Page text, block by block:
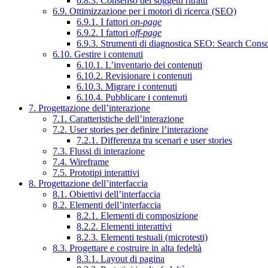
6.9. Ottimizzazione per i motori di ricerca (SEO)
6.9.1. I fattori on-page
6.9.2. I fattori off-page
6.9.3. Strumenti di diagnostica SEO: Search
6.10. Gestire i contenuti
6.10.1. L’inventario dei contenuti
6.10.2. Revisionare i contenuti
6.10.3. Migrare i contenuti
6.10.4. Pubblicare i contenuti
7. Progettazione dell’interazione
7.1. Caratteristiche dell’interazione
7.2. User stories per definire l’interazione
7.2.1. Differenza tra scenari e user stories
7.3. Flussi di interazione
7.4. Wireframe
7.5. Prototipi interattivi
8. Progettazione dell’interfaccia
8.1. Obiettivi dell’interfaccia
8.2. Elementi dell’interfaccia
8.2.1. Elementi di composizione
8.2.2. Elementi interattivi
8.2.3. Elementi testuali (microtesti)
8.3. Progettare e costruire in alta fedeltà
8.3.1. Layout di pagina